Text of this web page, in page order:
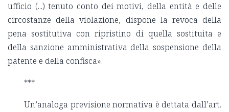
ufficio (...) tenuto conto dei motivi, della entità e delle
circostanze della violazione, dispone la revoca della
pena sostitutiva con ripristino di quella sostituita e
della sanzione amministrativa della sospensione della
patente e della confisca».
***
Un’analoga previsione normativa è dettata dall’art.